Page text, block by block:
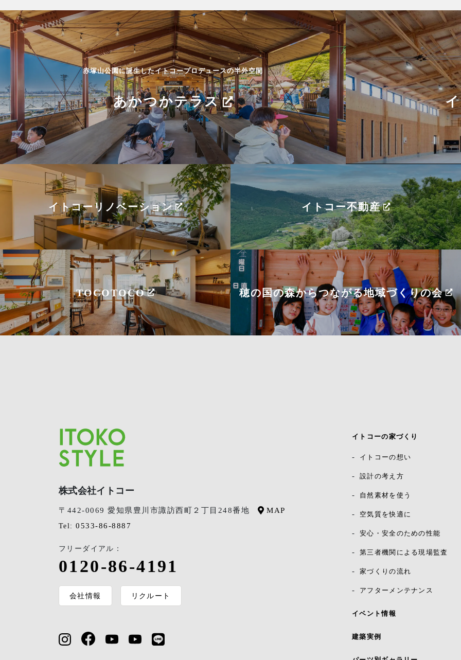
赤塚山公園に誕生したイトコープロデュースの半外空間
あかつかテラス
イトコーリノベーション イトコー不動産
TOCOTOCO 穂の国の森からつながる地域づくりの会
株式会社イトコー
〒442-0069 愛知県豊川市諏訪西町２丁目248番地 MAP
Tel: 0533-86-8887
フリーダイアル：
0120-86-4191
会社情報 リクルート
イトコーの家づくり
イトコーの想い
設計の考え方
自然素材を使う
空気質を快適に
安心・安全のための性能
第三者機関による現場監査
家づくりの流れ
アフターメンテナンス
イベント情報
建築実例